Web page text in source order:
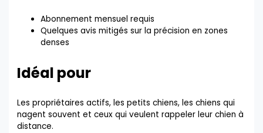
Abonnement mensuel requis
Quelques avis mitigés sur la précision en zones
denses
Idéal pour
Les propriétaires actifs, les petits chiens, les chiens qui
nagent souvent et ceux qui veulent rappeler leur chien à
distance.